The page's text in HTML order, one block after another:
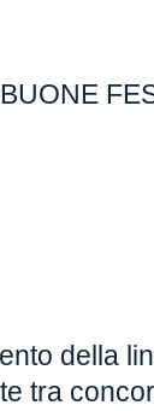
della
tra